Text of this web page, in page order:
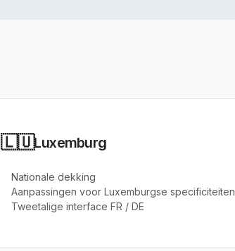
🇱🇺Luxemburg
Nationale dekking
Aanpassingen voor Luxemburgse specificiteiten
Tweetalige interface FR / DE